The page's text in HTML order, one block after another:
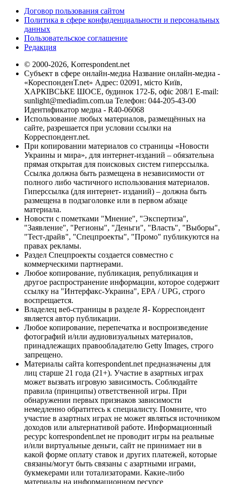
Договор пользования сайтом
Политика в сфере конфиденциальности и персональных
данных
Пользовательское соглашение
Редакция
© 2000-2026, Korrespondent.net
Субъект в сфере онлайн-медиа Название онлайн-медиа -
«КореспонденТ.net» Адрес: 02091, місто Київ,
ХАРКІВСЬКЕ ШОСЕ, будинок 172-Б, офіс 208/1 E-mail:
sunlight@mediadim.com.ua Телефон: 044-205-43-00
Идентификатор медиа - R40-06068
Использование любых материалов, размещённых на
сайте, разрешается при условии ссылки на
Корреспондент.net.
При копировании материалов со страницы «Новости
Украины и мира», для интернет-изданий – обязательна
прямая открытая для поисковых систем гиперссылка.
Ссылка должна быть размещена в независимости от
полного либо частичного использования материалов.
Гиперссылка (для интернет- изданий) – должна быть
размещена в подзаголовке или в первом абзаце
материала.
Новости с пометками "Мнение", "Экспертиза",
"Заявление", "Регионы", "Деньги", "Власть", "Выборы",
"Тест-драйв", "Спецпроекты", "Промо" публикуются на
правах рекламы.
Раздел Спецпроекты создается совместно с
коммерческими партнерами.
Любое копирование, публикация, републикация и
другое распространение информации, которое содержит
ссылку на "Интерфакс-Украина", EPA / UPG, строго
воспрещается.
Владелец веб-страницы в разделе Я- Корреспондент
является автор публикации.
Любое копирование, перепечатка и воспроизведение
фотографий и/или аудиовизуальных материалов,
принадлежащих правообладателю Getty Images, строго
запрещено.
Материалы сайта korrespondent.net предназначены для
лиц старше 21 года (21+). Участие в азартных играх
может вызвать игровую зависимость. Соблюдайте
правила (принципы) ответственной игры. При
обнаружении первых признаков зависимости
немедленно обратитесь к специалисту. Помните, что
участие в азартных играх не может являться источником
доходов или альтернативой работе. Информационный
ресурс korrespondent.net не проводит игры на реальные
и/или виртуальные деньги, сайт не принимает ни в
какой форме оплату ставок и других платежей, которые
связаны/могут быть связаны с азартными играми,
букмекерами или тотализаторами. Какие-либо
материалы на информационном ресурсе